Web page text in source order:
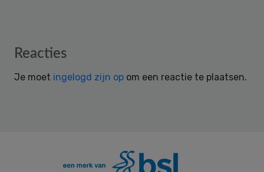
Reader
Reacties
Je moet ingelogd zijn op om een reactie te plaatsen.